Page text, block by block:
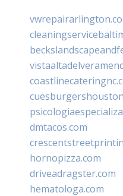
dmtacos.com
hornopizza.com
driveadragster.com
hematologa.com